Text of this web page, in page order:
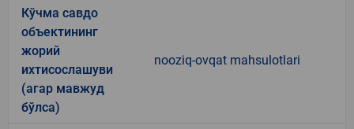
Кўчма савдо
объектининг
жорий
ихтисослашуви
(агар мавжуд
бўлса)
nooziq-ovqat mahsulotlari